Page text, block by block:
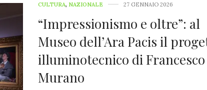
CULTURA, NAZIONALE 27 GENNAIO 2026
“Impressionismo e oltre”: al
Museo dell’Ara Pacis il
illuminotecnico di Francesco
Murano